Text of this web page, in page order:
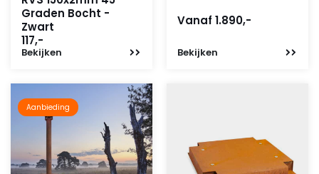
Graden Bocht -
Zwart
117,-
Bekijken
Vanaf 1.890,-
Bekijken
Aanbieding